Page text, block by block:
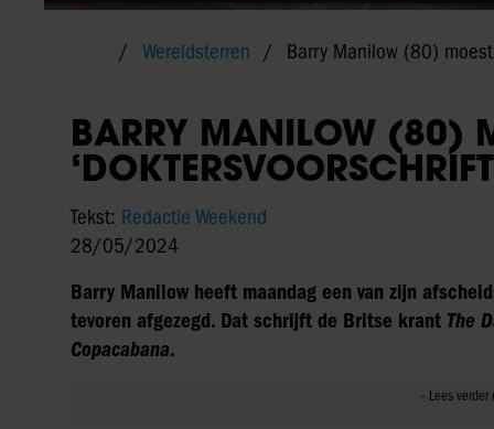
Wereldsterren Barry Manilow (80)
BARRY MANILOW (80)
Tekst: Redactie Weekend
28/05/2024
Barry Manilow heeft maandag een van zijn
tevoren afgezegd. Dat schrijft de Britse krant The
Copacabana.